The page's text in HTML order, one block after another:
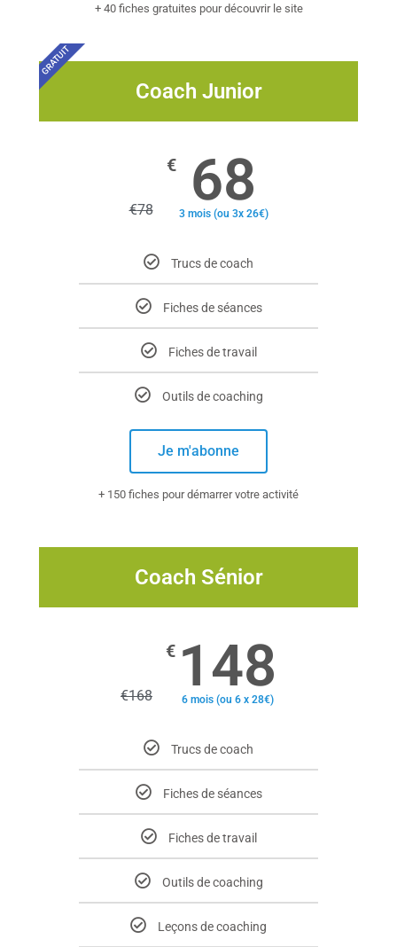
+ 40 fiches gratuites pour découvrir le site
GRATUIT
Coach Junior
€78
€ 68
3 mois (ou 3x 26€)
Trucs de coach
Fiches de séances
Fiches de travail
Outils de coaching
Je m'abonne
+ 150 fiches pour démarrer votre activité
Coach Sénior
€168
€ 148
6 mois (ou 6 x 28€)
Trucs de coach
Fiches de séances
Fiches de travail
Outils de coaching
Leçons de coaching